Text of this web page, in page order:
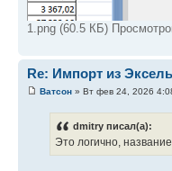
1.png (60.5 КБ)
Re: Импорт из Эксель
Ватсон » Вт фев 24, 2026
dmitry писал(а):
Это логично,